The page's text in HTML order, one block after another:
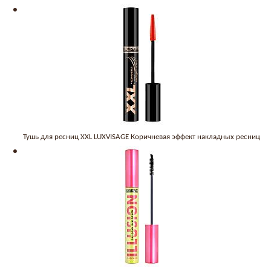
Тушь для ресниц XXL LUXVISAGE Коричневая эффект накладных ресниц